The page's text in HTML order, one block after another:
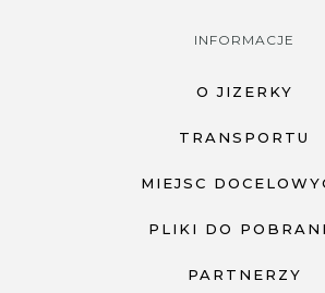
INFORMACJE
O JIZERKY
TRANSPORTU
MIEJSC
PLIKI DO
PARTNERZY